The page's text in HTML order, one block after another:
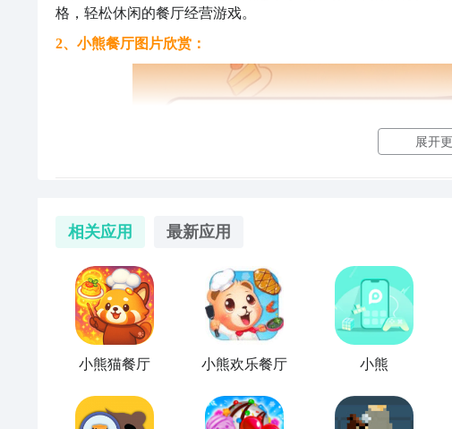
格，轻松休闲的餐厅经营游戏。
2、小熊餐厅图片欣赏：
展开
息，你才能在最快的时间内容体验到，小熊餐厅怎么下载呢
决你的烦恼，告诉你在哪里可以下载小熊餐厅安卓2022最新版。
小熊餐厅快速预约/下载地址（需优先下载九游APP）：
九游小熊餐厅专区
相关应用 最新应用
小熊猫餐厅 小熊欢乐餐厅 小熊